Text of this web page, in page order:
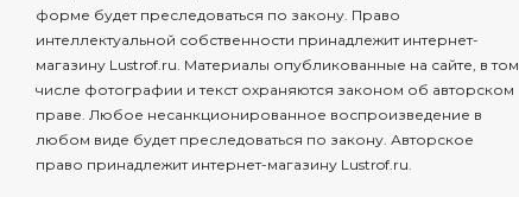
форме будет преследоваться по закону. Право
интеллектуальной собственности принадлежит интернет-
магазину Lustrof.ru. Материалы опубликованные на сайте, в том
числе фотографии и текст охраняются законом об авторском
праве. Любое несанкционированное воспроизведение в
любом виде будет преследоваться по закону. Авторское
право принадлежит интернет-магазину Lustrof.ru.